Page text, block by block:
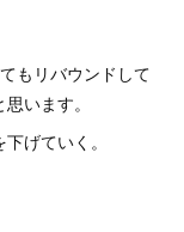
もリバウンドして
います。
げていく。